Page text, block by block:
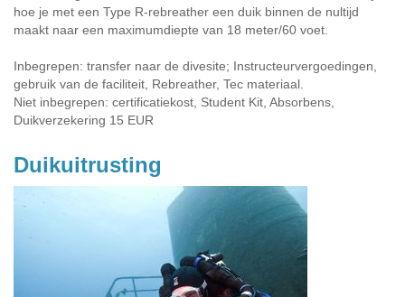
hoe je met een Type R-rebreather een duik binnen de nultijd
maakt naar een maximumdiepte van 18 meter/60 voet.
Inbegrepen: transfer naar de divesite; Instructeurvergoedingen,
gebruik van de faciliteit, Rebreather, Tec materiaal.
Niet inbegrepen: certificatiekost, Student Kit, Absorbens,
Duikverzekering 15 EUR
Duikuitrusting